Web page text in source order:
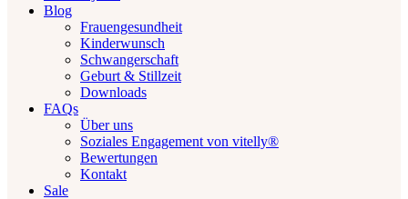
Blog
Frauengesundheit
Kinderwunsch
Schwangerschaft
Geburt & Stillzeit
Downloads
FAQs
Über uns
Soziales Engagement von vitelly®
Bewertungen
Kontakt
Sale